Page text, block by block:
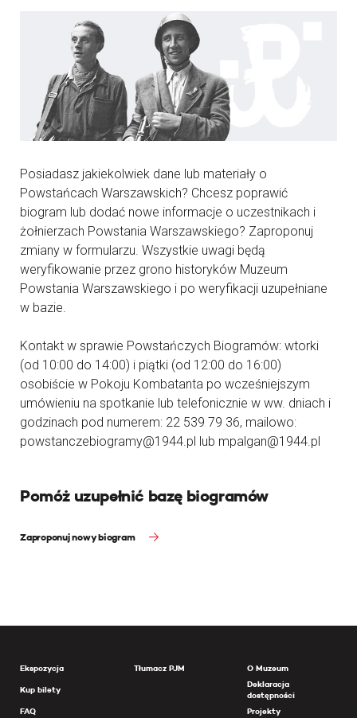
Posiadasz jakiekolwiek dane lub materiały o
Powstańcach Warszawskich? Chcesz poprawić
biogram lub dodać nowe informacje o uczestnikach i
żołnierzach Powstania Warszawskiego? Zaproponuj
zmiany w formularzu. Wszystkie uwagi będą
weryfikowanie przez grono historyków Muzeum
Powstania Warszawskiego i po weryfikacji uzupełniane
w bazie.
Kontakt w sprawie Powstańczych Biogramów: wtorki
(od 10:00 do 14:00) i piątki (od 12:00 do 16:00)
osobiście w Pokoju Kombatanta po wcześniejszym
umówieniu na spotkanie lub telefonicznie w ww. dniach i
godzinach pod numerem: 22 539 79 36, mailowo:
powstanczebiogramy@1944.pl lub mpalgan@1944.pl
Pomóż uzupełnić bazę biogramów
Zaproponuj nowy biogram
Ekspozycja
Kup bilety
FAQ
Tłumacz PJM
O Muzeum
Deklaracja
dostępności
Projekty